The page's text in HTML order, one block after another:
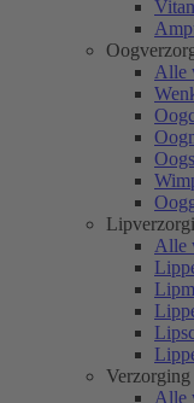
Alle
Alle
Alle